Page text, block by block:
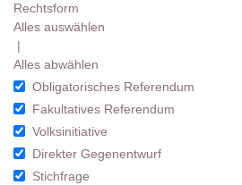
Rechtsform
Alles auswählen
|
Alles abwählen
Obligatorisches Referendum
Fakultatives Referendum
Volksinitiative
Direkter Gegenentwurf
Stichfrage